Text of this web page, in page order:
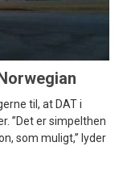
til, at DAT i
”Det er simpelthen
som muligt,” lyder